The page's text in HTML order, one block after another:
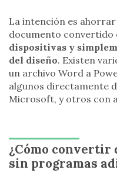
La intención es ahorrar
documento convertido
dispositivas y
del diseño. Existen
un archivo Word a
algunos directamente
Microsoft, y otros con
¿Cómo convertir
sin programas